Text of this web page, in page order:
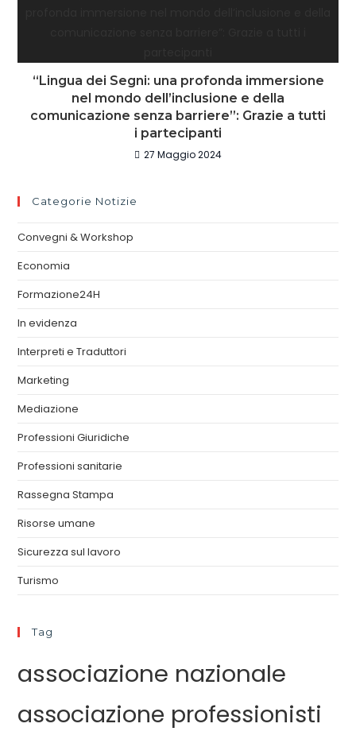
“Lingua dei Segni: una profonda immersione
nel mondo dell’inclusione e della
comunicazione senza barriere”: Grazie a tutti
i partecipanti
27 Maggio 2024
Categorie Notizie
Convegni & Workshop
Economia
Formazione24H
In evidenza
Interpreti e Traduttori
Marketing
Mediazione
Professioni Giuridiche
Professioni sanitarie
Rassegna Stampa
Risorse umane
Sicurezza sul lavoro
Turismo
Tag
associazione nazionale
associazione professionisti